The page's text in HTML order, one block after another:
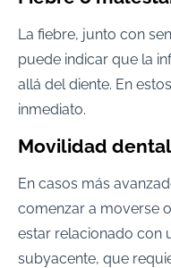
La fiebre, junto con
puede indicar que la
allá del diente. En
inmediato.
Movilidad dental
En casos más
comenzar a moverse
estar relacionado con
subyacente, que